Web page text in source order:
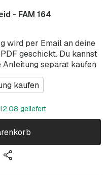
wird per Email an deine
geschickt. Du kannst
Anleitung separat kaufen
kaufen
- FAM 164
geliefert